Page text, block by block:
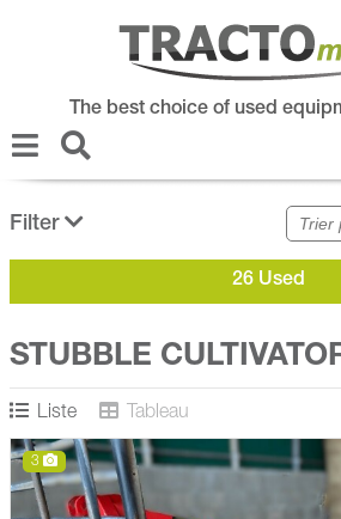
The best choice of used
Filter
26 Used
STUBBLE
Liste Tableau
3